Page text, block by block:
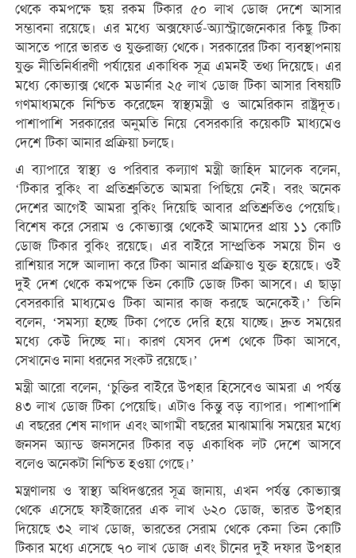
থেকে কমপক্ষে ছয় রকম টিকার ৫০ লাখ ডোজ দেশে আসার
সম্ভাবনা রয়েছে। এর মধ্যে অক্সফোর্ড-অ্যাস্ট্রাজেনেকার কিছু টিকা
আসতে পারে ভারত ও যুক্তরাজ্য থেকে। সরকারের টিকা ব্যবস্থাপনায়
যুক্ত নীতিনির্ধারণী পর্যায়ের একাধিক সূত্র এমনই তথ্য দিয়েছে। এর
মধ্যে কোভ্যাক্স থেকে মডার্নার ২৫ লাখ ডোজ টিকা আসার বিষয়টি
গণমাধ্যমকে নিশ্চিত করেছেন স্বাস্থ্যমন্ত্রী ও আমেরিকান রাষ্ট্রদূত।
পাশাপাশি সরকারের অনুমতি নিয়ে বেসরকারি কয়েকটি মাধ্যমেও
দেশে টিকা আনার প্রক্রিয়া চলছে।
এ ব্যাপারে স্বাস্থ্য ও পরিবার কল্যাণ মন্ত্রী জাহিদ মালেক বলেন,
‘টিকার বুকিং বা প্রতিশ্রুতিতে আমরা পিছিয়ে নেই। বরং অনেক
দেশের আগেই আমরা বুকিং দিয়েছি আবার প্রতিশ্রুতিও পেয়েছি।
বিশেষ করে সেরাম ও কোভ্যাক্স থেকেই আমাদের প্রায় ১১ কোটি
ডোজ টিকার বুকিং রয়েছে। এর বাইরে সাম্প্রতিক সময়ে চীন ও
রাশিয়ার সঙ্গে আলাদা করে টিকা আনার প্রক্রিয়াও যুক্ত হয়েছে। ওই
দুই দেশ থেকে কমপক্ষে তিন কোটি ডোজ টিকা আসবে। এ ছাড়া
বেসরকারি মাধ্যমেও টিকা আনার কাজ করছে অনেকেই।’ তিনি
বলেন, ‘সমস্যা হচ্ছে টিকা পেতে দেরি হয়ে যাচ্ছে। দ্রুত সময়ের
মধ্যে কেউ দিচ্ছে না। কারণ যেসব দেশ থেকে টিকা আসবে,
সেখানেও নানা ধরনের সংকট রয়েছে।’
মন্ত্রী আরো বলেন, ‘চুক্তির বাইরে উপহার হিসেবেও আমরা এ পর্যন্ত
৪৩ লাখ ডোজ টিকা পেয়েছি। এটাও কিন্তু বড় ব্যাপার। পাশাপাশি
এ বছরের শেষ নাগাদ এবং আগামী বছরের মাঝামাঝি সময়ের মধ্যে
জনসন অ্যান্ড জনসনের টিকার বড় একাধিক লট দেশে আসবে
বলেও অনেকটা নিশ্চিত হওয়া গেছে।’
মন্ত্রণালয় ও স্বাস্থ্য অধিদপ্তরের সূত্র জানায়, এখন পর্যন্ত কোভ্যাক্স
থেকে এসেছে ফাইজারের এক লাখ ৬২০ ডোজ, ভারত উপহার
দিয়েছে ৩২ লাখ ডোজ, ভারতের সেরাম থেকে কেনা তিন কোটি
টিকার মধ্যে এসেছে ৭০ লাখ ডোজ এবং চীনের দুই দফার উপহার